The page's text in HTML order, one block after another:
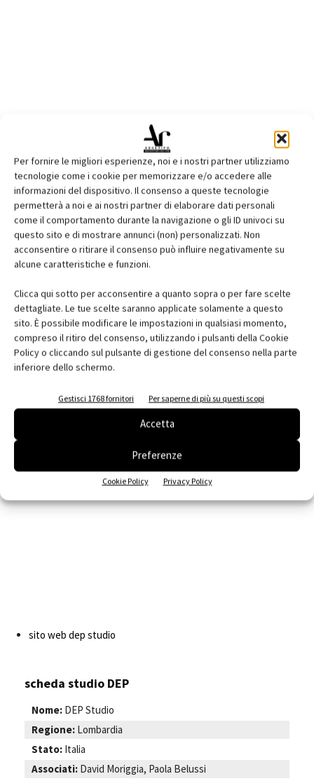
Per fornire le migliori esperienze, noi e i nostri partner utilizziamo
tecnologie come i cookie per memorizzare e/o accedere alle
informazioni del dispositivo. Il consenso a queste tecnologie
permetterà a noi e ai nostri partner di elaborare dati personali
come il comportamento durante la navigazione o gli ID univoci su
questo sito e di mostrare annunci (non) personalizzati. Non
acconsentire o ritirare il consenso può influire negativamente su
alcune caratteristiche e funzioni.
Clicca qui sotto per acconsentire a quanto sopra o per fare scelte
dettagliate. Le tue scelte saranno applicate solamente a questo
sito. È possibile modificare le impostazioni in qualsiasi momento,
compreso il ritiro del consenso, utilizzando i pulsanti della Cookie
Policy o cliccando sul pulsante di gestione del consenso nella parte
inferiore dello schermo.
Gestisci 1768 fornitori Per saperne di più su questi scopi
Accetta
Preferenze
Cookie Policy Privacy Policy
sito web dep studio
scheda studio DEP
Nome: DEP Studio
Regione: Lombardia
Stato: Italia
Associati: David Moriggia, Paola Belussi